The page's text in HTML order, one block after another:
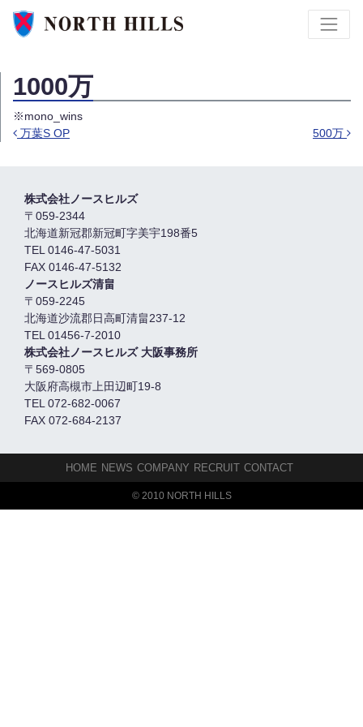
1000万
※mono_wins
万葉S OP 500万
株式会社ノースヒルズ
〒059-2344
北海道新冠郡新冠町字美宇198番5
TEL 0146-47-5031
FAX 0146-47-5132
ノースヒルズ清畠
〒059-2245
北海道沙流郡日高町清畠237-12
TEL 01456-7-2010
株式会社ノースヒルズ 大阪事務所
〒569-0805
大阪府高槻市上田辺町19-8
TEL 072-682-0067
FAX 072-684-2137
HOME NEWS COMPANY RECRUIT CONTACT
© 2010 NORTH HILLS